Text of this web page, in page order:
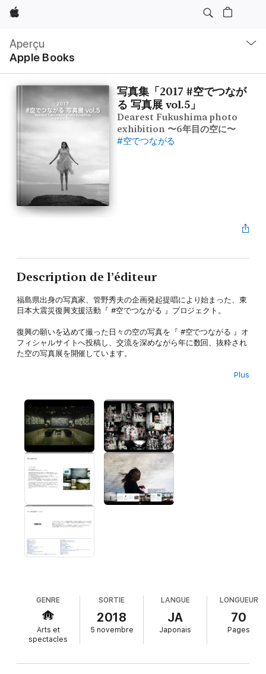
Apple
Aperçu
Apple Books
locale
Ouvrir
menu
写真集「2017 #空でつなが
る 写真展 vol.5」
Dearest Fukushima photo
exhibition 〜6年目の空に〜
#空でつながる
Description de l’éditeur
福島県出身の写真家、管野秀夫の企画発起提唱により始まった、東
日本大震災復興支援活動『 #空でつながる 』プロジェクト。
復興の願いを込めて撮った日々の空の写真を『 #空でつながる 』オ
フィシャルサイトへ投稿し、交流を深めながら年に数回、抜粋され
た空の写真展を開催しています。
hide(X JAPAN / hide with Spread Beaver / zilch)、坂崎幸之助
(THE ALFEE)、TERU(GLAY)、浅倉大介、大黒摩季、森友嵐士……
etc.
本書は #空でつながる活動のアーカイブとして、2017年に開催され
た写真展
「 #空でつながる 写真展 vol.5 Dearest Fukushima photo
exhibition 〜6年目の空に〜 」に展示された作品をまとめた写真集
です。
写真と撮影者のコメントの他、写真展会場の様子を収めたムービ
『 #空でつながる 』プロジェクトの特設ナビサイトをご覧くださ
http://cannosan.wixsite.com/sora/what-
Plus
GENRE
Arts et
spectacles
SORTIE
2018
5 novembre
LANGUE
JA
Japonais
LONGUEUR
70
Pages